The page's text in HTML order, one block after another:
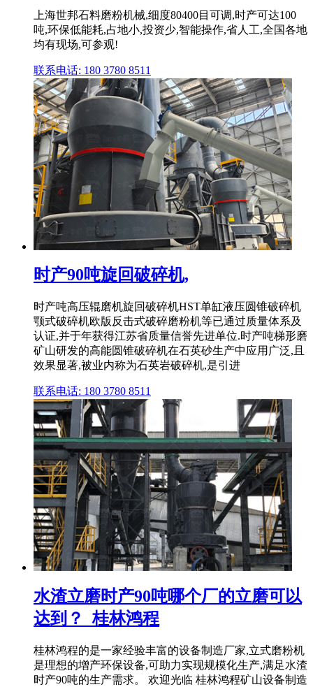
上海世邦石料磨粉机械,细度80400目可调,时产可达100
吨,环保低能耗,占地小,投资少,智能操作,省人工,全国各地
均有现场,可参观!
联系电话: 180 3780 8511
时产90吨旋回破碎机,
时产吨高压辊磨机旋回破碎机HST单缸液压圆锥破碎机
颚式破碎机欧版反击式破碎磨粉机等已通过质量体系及
认证,并于年获得江苏省质量信誉先进单位.时产吨梯形磨
矿山研发的高能圆锥破碎机在石英砂生产中应用广泛,且
效果显著,被业内称为石英岩破碎机,是引进
联系电话: 180 3780 8511
水渣立磨时产90吨哪个厂的立磨可以
达到？_桂林鸿程
桂林鸿程的是一家经验丰富的设备制造厂家,立式磨粉机
是理想的增产环保设备,可助力实现规模化生产,满足水渣
时产90吨的生产需求。 欢迎光临 桂林鸿程矿山设备制造